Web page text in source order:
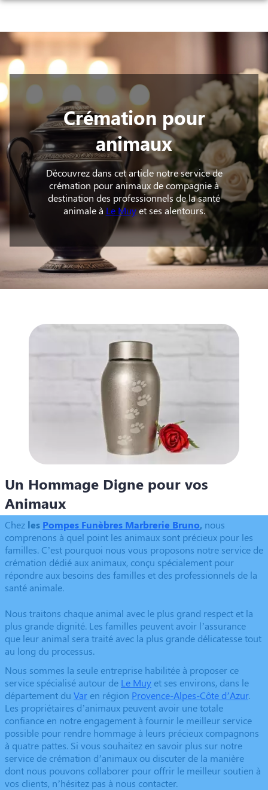
Aller
contenu
PRÉVOIR SES OBSÈQUES
MONUMENTS FUNÉRAIRES
NOTRE AGENCE
NOTRE CHAMBRE FUNÉRAIRE
SERVICES AUX FAMILLES
ESPACES HOMMAGES
ESPACE FAMILLE
Crémation pour
animaux
Découvrez dans cet article notre service de
crémation pour animaux de compagnie à
destination des professionnels de la santé
animale à Le Muyet ses alentours.
Un Hommage Digne pour vos
Animaux
Chez les Pompes Funèbres Marbrerie Bruno, nous
comprenons à quel point les animaux sont précieux pour les
familles. C’est pourquoi nous vous proposons notre service de
crémation dédié aux animaux, conçu spécialement pour
répondre aux besoins des familles et des professionnels de la
santé animale.
Nous traitons chaque animal avec le plus grand respect et la
plus grande dignité. Les familles peuvent avoir l’assurance
que leur animal sera traité avec la plus grande délicatesse tout
au long du processus.
Nous sommes la seule entreprise habilitée à proposer ce
service spécialisé autour de Le Muy et ses environs, dans le
département du Var en région Provence-Alpes-Côte d’Azur.
Les propriétaires d’animaux peuvent avoir une totale
confiance en notre engagement à fournir le meilleur service
possible pour rendre hommage à leurs précieux compagnons
à quatre pattes. Si vous souhaitez en savoir plus sur notre
service de crémation d’animaux ou discuter de la manière
dont nous pouvons collaborer pour offrir le meilleur soutien à
vos clients, n’hésitez pas à nous contacter.